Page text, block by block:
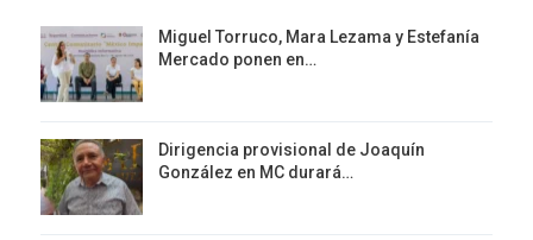
Miguel Torruco, Mara Lezama y Estefanía
Mercado ponen en…
Dirigencia provisional de Joaquín
González en MC durará…